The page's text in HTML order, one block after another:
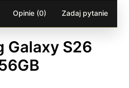
Opinie (0) Zadaj pytanie
Galaxy S26